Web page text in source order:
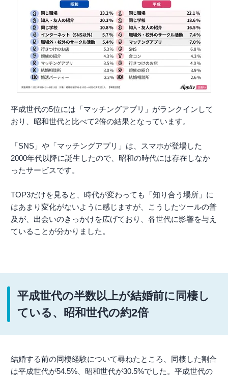
平成世代の5位には「マッチングアプリ」がランクインして
おり、昭和世代と比べて2倍の結果となっています。
「SNS」や「マッチングアプリ」は、スマホが登場した
2000年代以降に誕生したので、昭和の時代には存在しなか
ったサービスです。
TOP3だけを見ると、時代が変わっても「知り合う場所」に
はあまり変化がないように感じますが、こうしたツールの普
及が、出会いのきっかけを広げており、各世代に影響を与え
ていることが分かりました。
平成世代の半数以上が結婚前に同棲し
ている、昭和世代の約2倍
結婚する前の同棲経験について尋ねたところ、同棲した割合
は平成世代が54.5%、昭和世代が30.5%でした。平成世代の